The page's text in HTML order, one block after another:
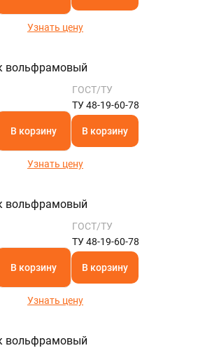
Узнать цену
вольфрамовый
ГОСТ/ТУ
ТУ 48-19-60-78
В корзину В корзину
Узнать цену
вольфрамовый
ГОСТ/ТУ
ТУ 48-19-60-78
В корзину В корзину
Узнать цену
вольфрамовый